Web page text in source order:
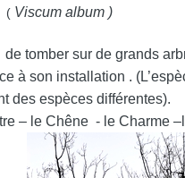
Viscum album )
de tomber sur de
à son installation .
des espèces différentes).
– le Chêne - le Charme